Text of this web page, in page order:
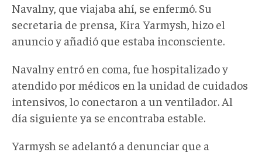
Navalny, que viajaba ahí, se enfermó. Su
secretaria de prensa, Kira Yarmysh, hizo el
anuncio y añadió que estaba inconsciente.
Navalny entró en coma, fue hospitalizado y
atendido por médicos en la unidad de cuidados
intensivos, lo conectaron a un ventilador. Al
día siguiente ya se encontraba estable.
Yarmysh se adelantó a denunciar que a